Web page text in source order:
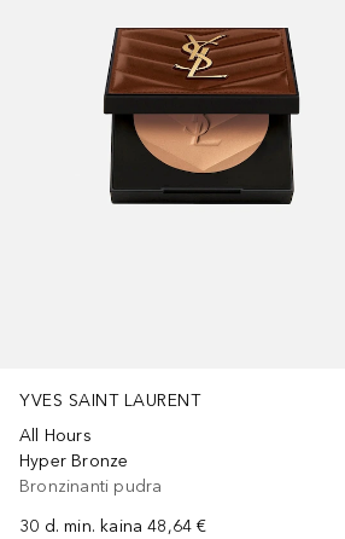
YVES SAINT LAURENT
All Hours
Hyper Bronze
Bronzinanti pudra
30 d. min. kaina 48,64 €